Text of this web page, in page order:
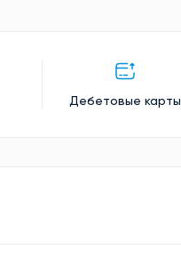
Дебетовые карты